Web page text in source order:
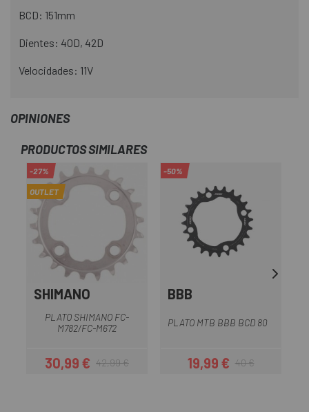
BCD: 151mm
Dientes: 40D, 42D
Velocidades: 11V
OPINIONES
PRODUCTOS SIMILARES
-27%
OUTLET
SHIMANO
PLATO SHIMANO FC-
M782/FC-M672
Precio
30,99 €Precio regular
42,99 €
-50%
BBB
PLATO MTB BBB BCD 80
Precio
19,99 €Precio regular
40 €